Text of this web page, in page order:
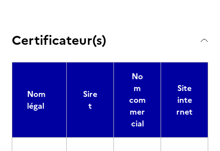
Certificateur(s)
Nom
légal
Sire
t
No
m
com
mer
cial
Site
inte
rnet